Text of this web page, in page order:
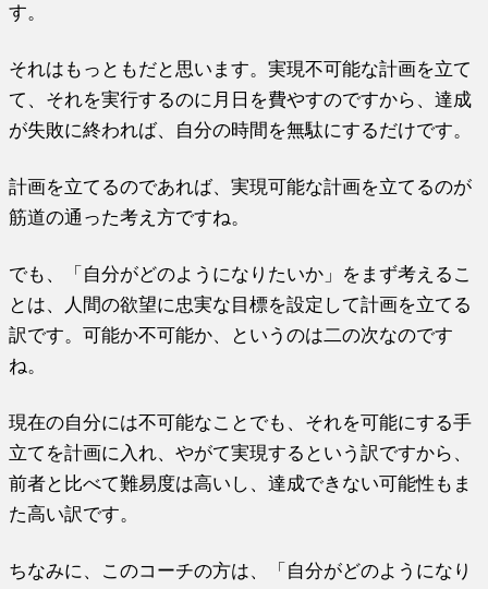
す。
それはもっともだと思います。実現不可能な計画を立て
て、 それを実行するのに月日を費やすのですから、達成
が失敗に終われば、自分の時間を無駄にするだけです。
計画を立てるのであれば、実現可能な計画を立てるのが
筋道の通った考え方ですね。
でも、「自分がどのようになりたいか」をまず考えるこ
とは、
人間の欲望に忠実な目標を設定して計画を立てる
訳です。可能か不可能か、というのは二の次なのです
ね。
現在の自分には不可能なことでも、 それを可能にする手
立てを計画に入れ、やがて実現するという訳ですから、
前者と比べて難易度は高いし、達成できない可能性もま
た高い訳です。
ちなみに、このコーチの方は、「自分がどのようになり